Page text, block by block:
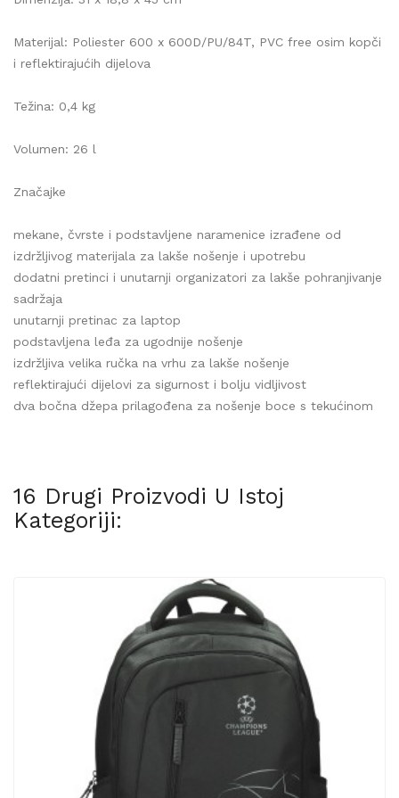
Materijal: Poliester 600 x 600D/PU/84T, PVC free osim kopči
i reflektirajućih dijelova
Težina: 0,4 kg
Volumen: 26 l
Značajke
mekane, čvrste i podstavljene naramenice izrađene od
izdržljivog materijala za lakše nošenje i upotrebu
dodatni pretinci i unutarnji organizatori za lakše pohranjivanje
sadržaja
unutarnji pretinac za laptop
podstavljena leđa za ugodnije nošenje
izdržljiva velika ručka na vrhu za lakše nošenje
reflektirajući dijelovi za sigurnost i bolju vidljivost
dva bočna džepa prilagođena za nošenje boce s tekućinom
16 Drugi Proizvodi U Istoj
Kategoriji: